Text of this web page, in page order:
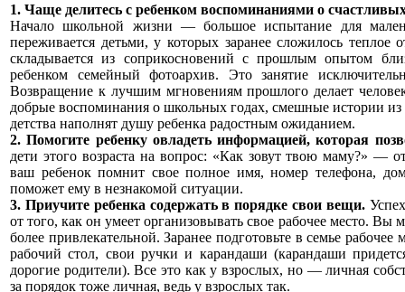
1. Чаще делитесь с ребенком воспоминаниями о
Начало школьной жизни — большое испытание для
переживается детьми, у которых заранее сложилось
складывается из соприкосновений с прошлым опытом
ребенком семейный фотоархив. Это занятие
Возвращение к лучшим мгновениям прошлого делает
добрые воспоминания о школьных годах, смешные истории
детства наполнят душу ребенка радостным ожиданием.
2. Помогите ребенку овладеть информацией, которая
дети этого возраста на вопрос: «Как зовут твою маму?» —
ваш ребенок помнит свое полное имя, номер телефона,
поможет ему в незнакомой ситуации.
3. Приучите ребенка содержать в порядке свои вещи.
от того, как он умеет организовывать свое рабочее место. Вы
более привлекательной. Заранее подготовьте в семье рабочее
рабочий стол, свои ручки и карандаши (карандаши
дорогие родители). Все это как у взрослых, но — личная
за порядок тоже личная, ведь у взрослых так.